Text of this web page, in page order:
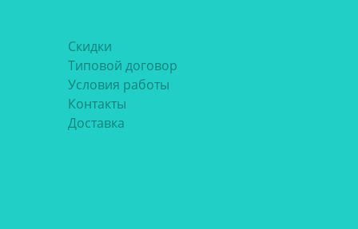
Скидки
Типовой договор
Условия работы
Контакты
Доставка